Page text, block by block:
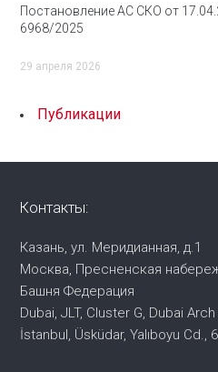
Постановление АС СКО от
6968/2025
29 апреля 2026
Публикации
Контакты:
Казань, ул. Меридианная, д.1
Москва, Пресненская
Башня Федерация
Dubai, JLT, Cluster G, Dubai
İstanbul, Üsküdar, Yalıboyu Cd.,